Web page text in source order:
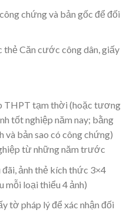
chứng và bản gốc để đối
thẻ Căn cước công dân, giấy
THPT tạm thời (hoặc tương
tốt nghiệp năm nay; bằng
bản sao có công chứng)
từ những năm trước
ảnh thẻ kích thức 3×4
mỗi loại thiểu 4 ảnh)
tờ pháp lý để xác nhận đối